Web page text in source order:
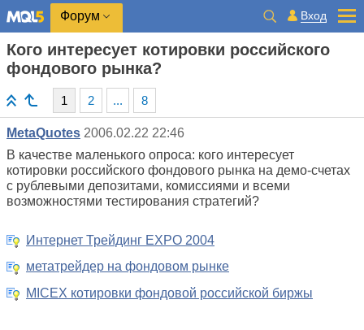
Форум Вход
Кого интересует котировки российского
фондового рынка?
1 2 ... 8
MetaQuotes 2006.02.22 22:46
В качестве маленького опроса: кого интересует
котировки российского фондового рынка на демо-счетах
с рублевыми депозитами, комиссиями и всеми
возможностями тестирования стратегий?
Интернет Трейдинг EXPO 2004
метатрейдер на фондовом рынке
MICEX котировки фондовой российской биржы